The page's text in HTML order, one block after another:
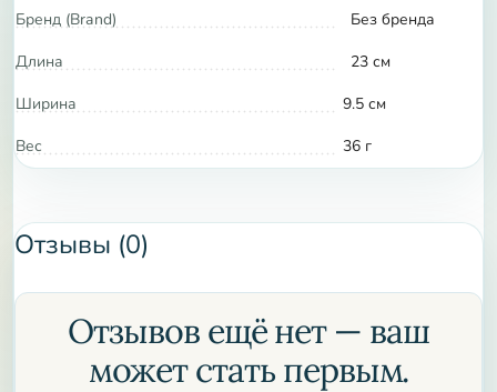
моментов.
Бренд (Brand)
Без бренда
Длина
23 см
Ширина
9.5 см
Вес
36 г
Отзывы (0)
Отзывов ещё нет — ваш
может стать первым.